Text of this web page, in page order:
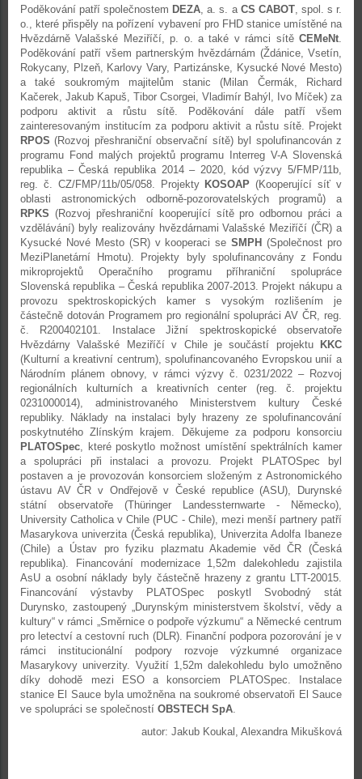
Poděkování patří společnostem DEZA, a. s. a CS CABOT, spol. s r.
o., které přispěly na pořízení vybavení pro FHD stanice umístěné na
Hvězdárně Valašské Meziříčí, p. o. a také v rámci sítě CEMeNt.
Poděkování patří všem partnerským hvězdárnám (Ždánice, Vsetín,
Rokycany, Plzeň, Karlovy Vary, Partizánske, Kysucké Nové Mesto)
a také soukromým majitelům stanic (Milan Čermák, Richard
Kačerek, Jakub Kapuš, Tibor Csorgei, Vladimír Bahýl, Ivo Míček) za
podporu aktivit a růstu sítě. Poděkování dále patří všem
zainteresovaným institucím za podporu aktivit a růstu sítě. Projekt
RPOS (Rozvoj přeshraniční observační sítě) byl spolufinancován z
programu Fond malých projektů programu Interreg V-A Slovenská
republika – Česká republika 2014 – 2020, kód výzvy 5/FMP/11b,
reg. č. CZ/FMP/11b/05/058. Projekty KOSOAP (Kooperující síť v
oblasti astronomických odborně-pozorovatelských programů) a
RPKS (Rozvoj přeshraniční kooperující sítě pro odbornou práci a
vzdělávání) byly realizovány hvězdárnami Valašské Meziříčí (ČR) a
Kysucké Nové Mesto (SR) v kooperaci seSMPH (Společnost pro
MeziPlanetární Hmotu). Projekty byly spolufinancovány z Fondu
mikroprojektů Operačního programu příhraniční spolupráce
Slovenská republika – Česká republika 2007-2013. Projekt nákupu a
provozu spektroskopických kamer s vysokým rozlišením je
částečně dotován Programem pro regionální spolupráci AV ČR, reg.
č. R200402101. Instalace Jižní spektroskopické observatoře
Hvězdárny Valašské Meziříčí v Chile je součástí projektu
KKC
(Kulturní a kreativní centrum), spolufinancovaného Evropskou unií a
Národním plánem obnovy, v rámci výzvy č. 0231/2022 – Rozvoj
regionálních kulturních a kreativních center (reg. č. projektu
0231000014), administrovaného Ministerstvem kultury České
republiky. Náklady na instalaci byly hrazeny ze spolufinancování
poskytnutého Zlínským krajem. Děkujeme za podporu konsorciu
PLATOSpec, které poskytlo možnost umístění spektrálních kamer
a spolupráci při instalaci a provozu. Projekt PLATOSpec byl
postaven a je provozován konsorciem složeným z Astronomického
ústavu AV ČR v Ondřejově v České republice (ASU), Durynské
státní observatoře (Thüringer Landessternwarte - Německo),
University Catholica v Chile (PUC - Chile), mezi menší partnery patří
Masarykova univerzita (Česká republika), Univerzita Adolfa Ibaneze
(Chile) a Ústav pro fyziku plazmatu Akademie věd ČR (Česká
republika). Financování modernizace 1,52m dalekohledu zajistila
AsU a osobní náklady byly částečně hrazeny z grantu LTT-20015.
Financování výstavby PLATOSpec poskytl Svobodný stát
Durynsko, zastoupený „Durynským ministerstvem školství, vědy a
kultury“ v rámci „Směrnice o podpoře výzkumu“ a Německé centrum
pro letectví a cestovní ruch (DLR). Finanční podpora pozorování je v
rámci institucionální podpory rozvoje výzkumné organizace
Masarykovy univerzity. Využití 1,52m dalekohledu bylo umožněno
díky dohodě mezi ESO a konsorciem PLATOSpec. Instalace
stanice El Sauce byla umožněna na soukromé observatoři El Sauce
ve spolupráci se společností OBSTECH SpA.
autor: Jakub Koukal, Alexandra Mikušková